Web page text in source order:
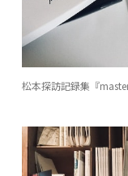
松本探訪記録集『